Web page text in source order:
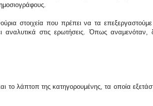
στοιχεία που πρέπει να τα
στις ερωτήσεις. Όπως αναμενόταν,
το λάπτοπ της κατηγορουμένης, τα οποία